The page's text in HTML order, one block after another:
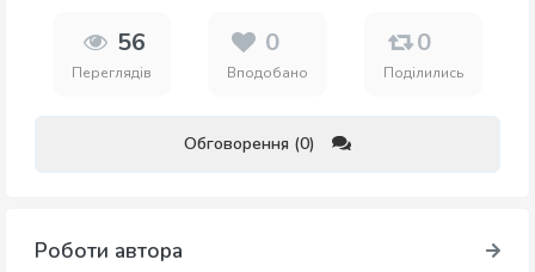
56
Переглядів
0
Вподобано
0
Поділились
Обговорення (0)
Роботи автора